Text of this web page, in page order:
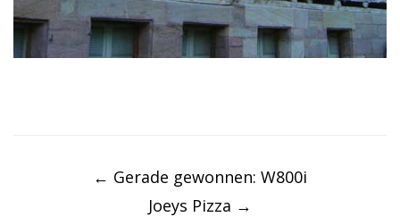
navigation
← Gerade gewonnen: W800i
Joeys Pizza →